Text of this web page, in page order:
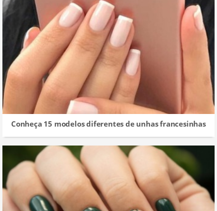
Conheça 15 modelos diferentes de unhas francesinhas